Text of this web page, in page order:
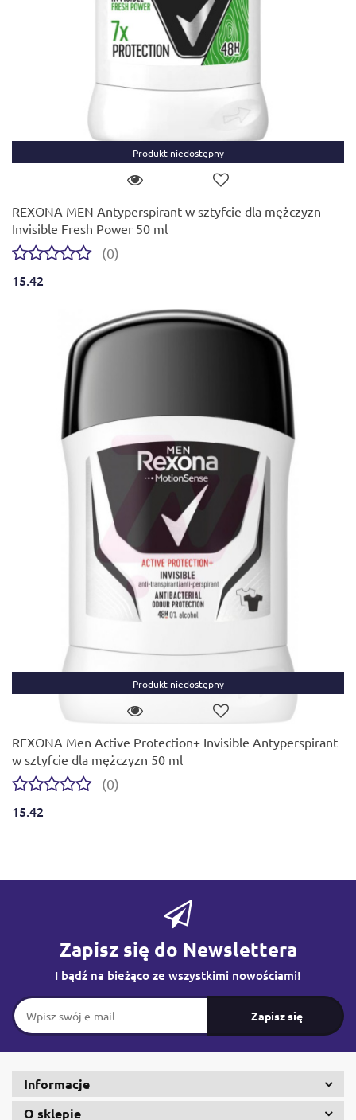
Produkt niedostępny
REXONA MEN Antyperspirant w sztyfcie dla mężczyzn
Invisible Fresh Power 50 ml
(0)
15.42
Produkt niedostępny
REXONA Men Active Protection+ Invisible Antyperspirant
w sztyfcie dla mężczyzn 50 ml
(0)
15.42
Zapisz się do Newslettera
I bądź na bieżąco ze wszystkimi nowościami!
Informacje
O sklepie